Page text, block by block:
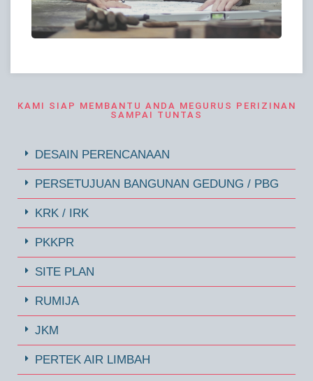
KAMI SIAP MEMBANTU ANDA MEGURUS PERIZINAN
SAMPAI TUNTAS
DESAIN PERENCANAAN
PERSETUJUAN BANGUNAN GEDUNG / PBG
KRK / IRK
PKKPR
SITE PLAN
RUMIJA
JKM
PERTEK AIR LIMBAH